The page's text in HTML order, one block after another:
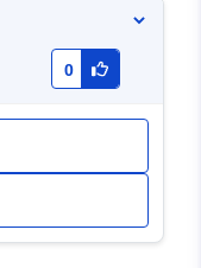
0